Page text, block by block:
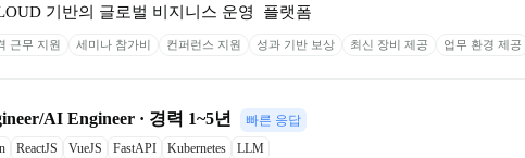
기반의 글로벌 비지니스 운영  플랫폼
근무 지원 세미나 참가비 컨퍼런스 지원 성과 기반 보상 최신 장비 제공 업무 환경 제공
AI Engineer · 경력 1~5년
빠른 응답
ReactJS VueJS FastAPI Kubernetes LLM